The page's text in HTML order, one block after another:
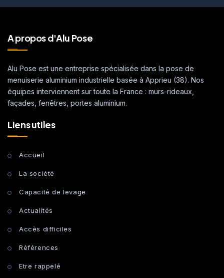
A propos d'Alu Pose
Alu Pose est une entreprise spécialisée dans la pose de
menuiserie aluminium industrielle basée à Apprieu (38). Nos
équipes interviennent sur toute la France : murs-rideaux,
façades, fenêtres, portes aluminium.
Liens utiles
Accueil
La société
Capacité de levage
Actualités
Accès difficiles
Références
Etre rappelé